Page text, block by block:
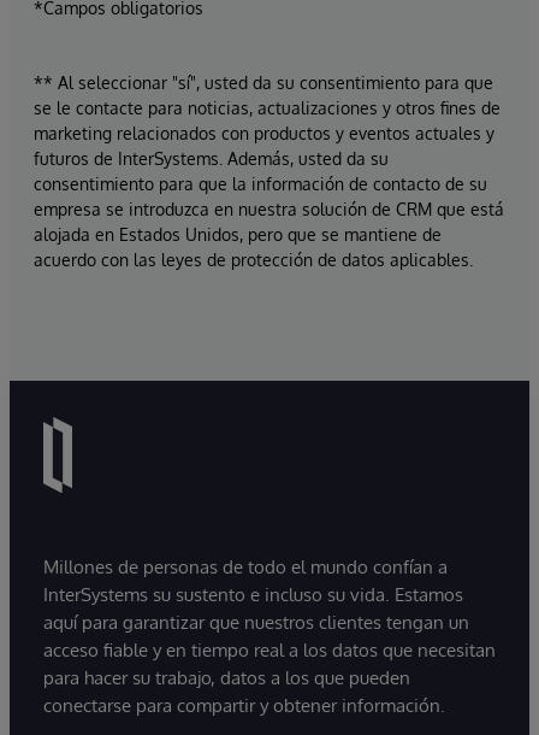
*Campos obligatorios
** Al seleccionar "sí", usted da su consentimiento para que
se le contacte para noticias, actualizaciones y otros fines de
marketing relacionados con productos y eventos actuales y
futuros de InterSystems. Además, usted da su
consentimiento para que la información de contacto de su
empresa se introduzca en nuestra solución de CRM que está
alojada en Estados Unidos, pero que se mantiene de
acuerdo con las leyes de protección de datos aplicables.
Millones de personas de todo el mundo confían a
InterSystems su sustento e incluso su vida. Estamos
aquí para garantizar que nuestros clientes tengan un
acceso fiable y en tiempo real a los datos que necesitan
para hacer su trabajo, datos a los que pueden
conectarse para compartir y obtener información.